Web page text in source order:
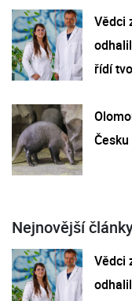
Vědci
řídí
Nejnovější
Vědci